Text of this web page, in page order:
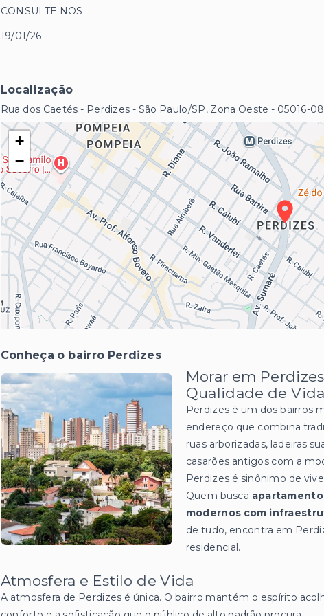
CONSULTE NOS
19/01/26
Localização
Rua dos Caetés - Perdizes - São Paulo/SP, Zona Oeste - 05016-
+
−
Conheça o bairro Perdizes
Morar em
Qualidade de
Perdizes é um dos bairros
endereço que combina
ruas arborizadas, ladeiras
casarões antigos com a
Perdizes é sinônimo de
Quem busca
modernos com
de tudo, encontra em
residencial.
Atmosfera e Estilo de Vida
A atmosfera de Perdizes é única. O bairro mantém o espírito